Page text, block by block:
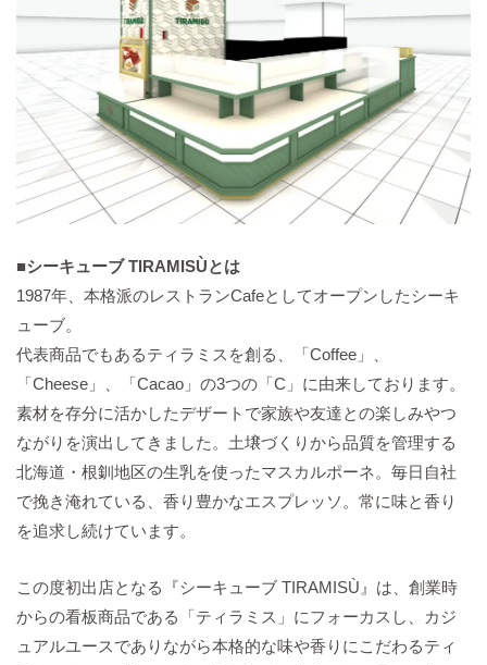
■シーキューブ TIRAMISÙとは
1987年、本格派のレストランCafeとしてオープンしたシーキ
ューブ。
代表商品でもあるティラミスを創る、「Coffee」、
「Cheese」、「Cacao」の3つの「C」に由来しております。
素材を存分に活かしたデザートで家族や友達との楽しみやつ
ながりを演出してきました。土壌づくりから品質を管理する
北海道・根釧地区の生乳を使ったマスカルポーネ。毎日自社
で挽き淹れている、香り豊かなエスプレッソ。常に味と香り
を追求し続けています。
この度初出店となる『シーキューブ TIRAMISÙ』は、創業時
からの看板商品である「ティラミス」にフォーカスし、カジ
ュアルユースでありながら本格的な味や香りにこだわるティ